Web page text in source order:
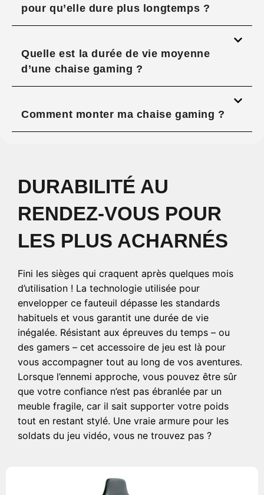
pour qu’elle dure plus longtemps ?
Quelle est la durée de vie moyenne
d’une chaise gaming ?
Comment monter ma chaise gaming ?
DURABILITÉ AU
RENDEZ-VOUS POUR
LES PLUS ACHARNÉS
Fini les sièges qui craquent après quelques mois
d’utilisation ! La technologie utilisée pour
envelopper ce fauteuil dépasse les standards
habituels et vous garantit une durée de vie
inégalée. Résistant aux épreuves du temps – ou
des gamers – cet accessoire de jeu est là pour
vous accompagner tout au long de vos aventures.
Lorsque l’ennemi approche, vous pouvez être sûr
que votre confiance n’est pas ébranlée par un
meuble fragile, car il sait supporter votre poids
tout en restant stylé. Une vraie armure pour les
soldats du jeu vidéo, vous ne trouvez pas ?